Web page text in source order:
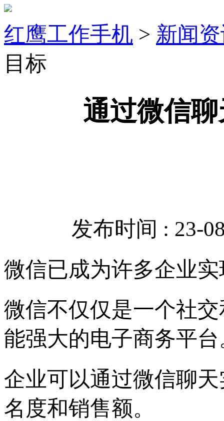
红鹰工作手机 > 新闻
目标
通过微信
发布时间 : 23-
微信已成为许多企业
微信不仅仅是一个社
能强大的电子商务平台
企业可以通过微信聊
名度和销售额。